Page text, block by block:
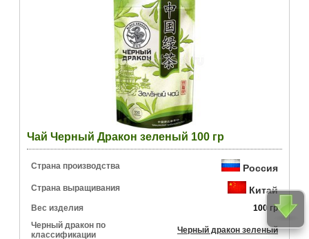
Чай Черный Дракон зеленый 100 гр
Страна производства Россия
Страна выращивания Китай
Вес изделия
100 гр
Черный дракон по
классификации
Черный дракон зеленый